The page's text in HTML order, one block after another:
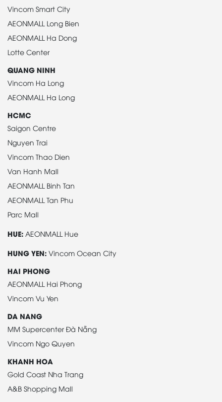
Vincom Smart City
AEONMALL Long Bien
AEONMALL Ha Dong
Lotte Center
QUANG NINH
Vincom Ha Long
AEONMALL Ha Long
HCMC
Saigon Centre
Nguyen Trai
Vincom Thao Dien
Van Hanh Mall
AEONMALL Binh Tan
AEONMALL Tan Phu
Parc Mall
HUE: AEONMALL Hue
HUNG YEN: Vincom Ocean City
HAI PHONG
AEONMALL Hai Phong
Vincom Vu Yen
DA NANG
MM Supercenter Đà Nẵng
Vincom Ngo Quyen
KHANH HOA
Gold Coast Nha Trang
A&B Shopping Mall